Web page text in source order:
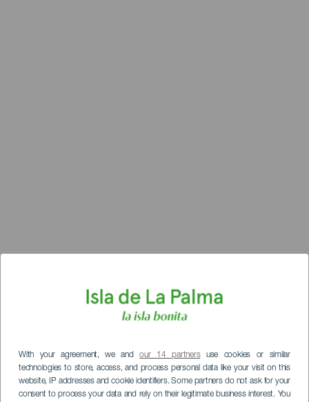
With your agreement, we andour 14 partnersuse cookies or similar
technologies to store, access, and process personal data like your visit on this
website, IP addresses and cookie identifiers. Some partners do not ask for your
consent to process your data and rely on their legitimate business interest. You